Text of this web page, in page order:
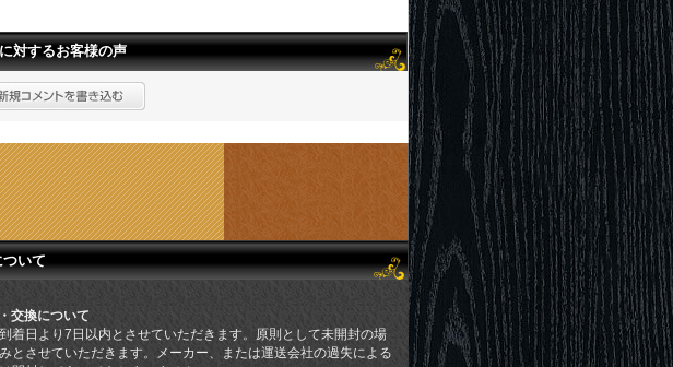
対するお客様の声
いて
交換について
着日より7日以内とさせていただきます。原則として未開封の場
とさせていただきます。メーカー、または運送会社の過失による